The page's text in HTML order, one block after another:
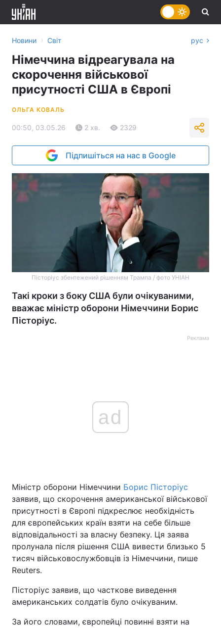
Головна Війна
Україна Політика
Економіка
Спорт Наука
Техно і зв'язок
Зброя Інциденти
Новини › Світ рус
Німеччина відреагувала на
скорочення військової
присутності США в Європі
ОЛЬГА КОВАЛЬ
00:50, 03.05.26 2 хв. 2329
Підпишіться на нас в Google
Пісторіус збентежений рішенням Трампа / фото УНІАН
Такі кроки з боку США були очікуваними,
вважає міністр оборони Німеччини Борис
Пісторіус.
Реклама
ad
Міністр оборони Німеччини Борис Пісторіус
заявив, що скорочення американської військової
присутності в Європі підкреслює необхідність
для європейських країн взяти на себе більше
відповідальності за власну безпеку. Ця заява
пролунала після рішення США вивести близько 5
тисяч військовослужбовців із Німеччини, пише
Reuters.
Пісторіус заявив, що часткове виведення
американських солдатів було очікуваним.
За його словами, європейці повинні взяти на